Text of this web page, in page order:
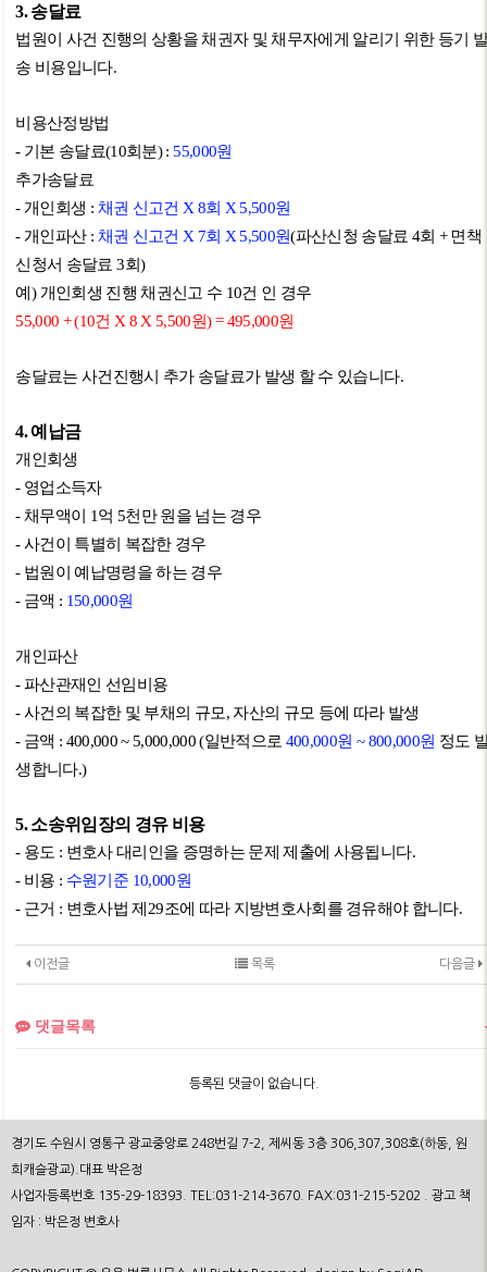
3.송달료
법원이 사건 진행의 상황을 채권자 및 채무자에게 알리기 위한 등기
송 비용입니다.
비용산정방법
- 기본 송달료(10회분) :55,000원
추가송달료
- 개인회생 : 채권 신고건 X 8회 X 5,500원
- 개인파산 : 채권 신고건 X 7회 X 5,500원(파산신청 송달료 4회 +면책
신청서 송달료3회)
예 ) 개인회생 진행 채권신고 수 10건 인 경우
55,000 + (10건 X 8 X 5,500원) = 495,000원
송달료는 사건진행시 추가 송달료가 발생 할 수 있습니다.
4.예납금
개인회생
- 영업소득자
- 채무액이 1억 5천만 원을 넘는 경우
-사건이 특별히 복잡한 경우
- 법원이 예납명령을 하는 경우
- 금액 : 150,000원
개인파산
- 파산관재인 선임비용
-사건의 복잡한 및 부채의 규모, 자산의 규모 등에 따라 발생
- 금액 : 400,000 ~ 5,000,000 (일반적으로 400,000원 ~ 800,000원 정도
생합니다.)
5.소송위임장의 경유 비용
- 용도 : 변호사 대리인을 증명하는 문제 제출에 사용됩니다.
- 비용 : 수원기준 10,000원
- 근거 : 변호사법 제 29조에 따라 지방변호사회를 경유해야 합니다.
이전글 다음글
목록
댓글목록
등록된 댓글이 없습니다.
경기도 수원시 영통구 광교중앙로 248번길 7-2, 제씨동 3층 306,307,308호(하동, 원
희캐슬광교).대표 박은정
사업자등록번호 135-29-18393. TEL:031-214-3670. FAX:031-215-5202 . 광고 책
임자 : 박은정 변호사